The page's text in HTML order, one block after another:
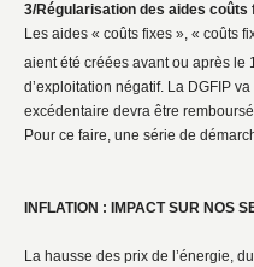
3/Régularisation des aides coûts
Les aides « coûts fixes », « coûts
aient été créées avant ou après le
d’exploitation négatif. La DGFIP
excédentaire devra être
Pour ce faire, une série de
INFLATION : IMPACT SUR NOS
La hausse des prix de l’énergie,